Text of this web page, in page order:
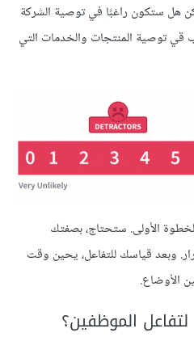
هل ستكون راغبًا في توصية الشركة
توصية المنتجات والخدمات التي
الأولى. ستحتاج، بصفتك
وبعد قياسك للتفاعل، يحين وقت
الأوضاع.
الموظفين؟